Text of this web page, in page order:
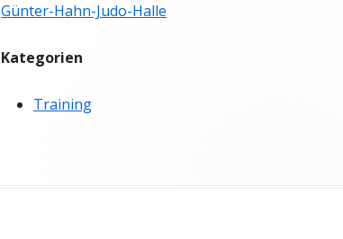
Günter-Hahn-Judo-Halle
Kategorien
Training